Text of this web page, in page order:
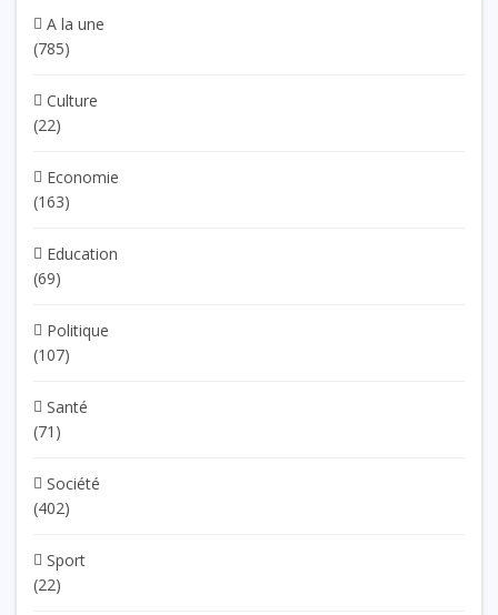
A la une
(785)
Culture
(22)
Economie
(163)
Education
(69)
Politique
(107)
Santé
(71)
Société
(402)
Sport
(22)